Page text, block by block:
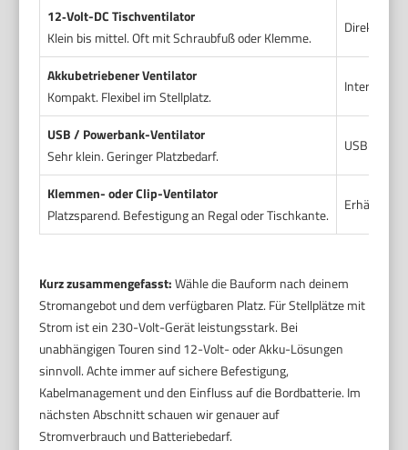
12‑Volt-DC Tischventilator
Klein bis mittel. Oft mit Schraubfuß oder Klemme.
Direkt an
Akkubetriebener Ventilator
Kompakt. Flexibel im Stellplatz.
Interner
USB / Powerbank-Ventilator
Sehr klein. Geringer Platzbedarf.
USB-
Klemmen- oder Clip-Ventilator
Platzsparend. Befestigung an Regal oder Tischkante.
Erhältlich
Kurz zusammengefasst:Wähle die Bauform nach deinem
Stromangebot und dem verfügbaren Platz. Für Stellplätze mit
Strom ist ein 230-Volt-Gerät leistungsstark. Bei
unabhängigen Touren sind 12-Volt- oder Akku-Lösungen
sinnvoll. Achte immer auf sichere Befestigung,
Kabelmanagement und den Einfluss auf die Bordbatterie. Im
nächsten Abschnitt schauen wir genauer auf
Stromverbrauch und Batteriebedarf.